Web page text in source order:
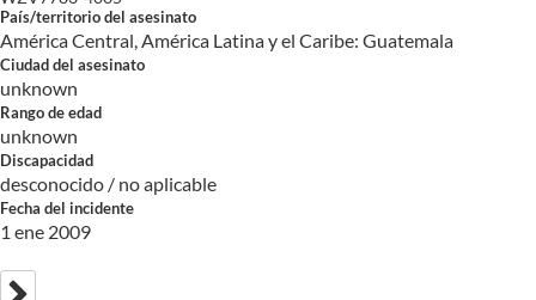
País/territorio del asesinato
América Central, América Latina y el Caribe: Guatemala
Ciudad del asesinato
unknown
Rango de edad
unknown
Discapacidad
desconocido / no aplicable
Fecha del incidente
1 ene 2009